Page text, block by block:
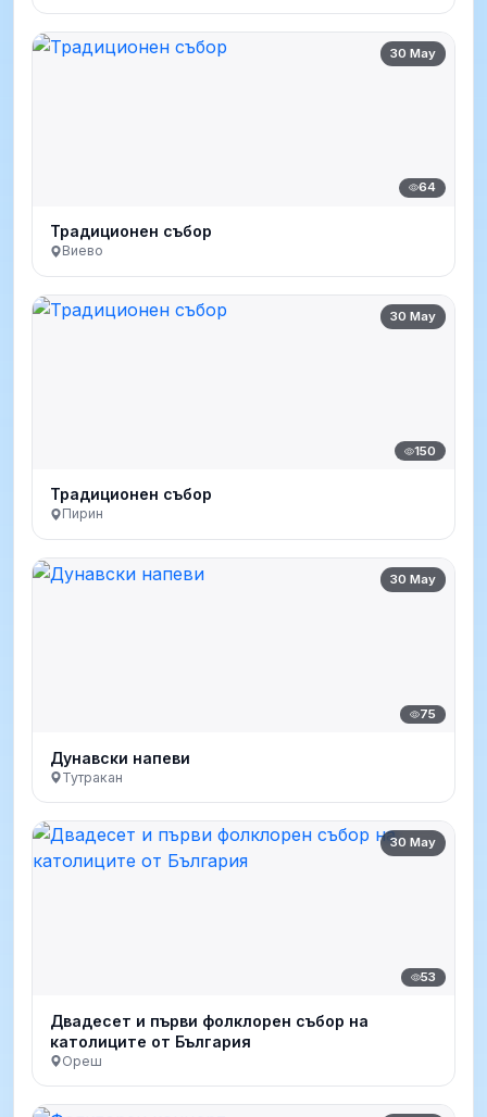
30 May
64
Традиционен събор
Виево
30 May
150
Традиционен събор
Пирин
30 May
75
Дунавски напеви
Тутракан
30 May
53
Двадесет и първи фолклорен събор на
католиците от България
Ореш